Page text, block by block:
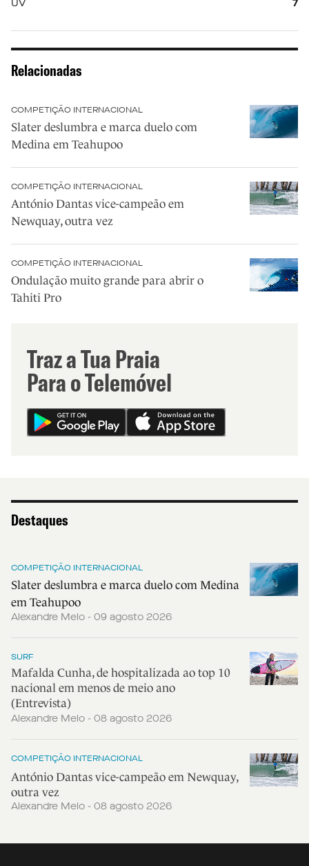
UV 7
Relacionadas
COMPETIÇÃO INTERNACIONAL
Slater deslumbra e marca duelo com
Medina em Teahupoo
COMPETIÇÃO INTERNACIONAL
António Dantas vice-campeão em
Newquay, outra vez
COMPETIÇÃO INTERNACIONAL
Ondulação muito grande para abrir o
Tahiti Pro
Traz a Tua Praia
Para o Telemóvel
Destaques
COMPETIÇÃO INTERNACIONAL
Slater deslumbra e marca duelo com Medina
em Teahupoo
Alexandre Melo - 09 agosto 2026
SURF
Mafalda Cunha, de hospitalizada ao top 10
nacional em menos de meio ano
(Entrevista)
Alexandre Melo - 08 agosto 2026
COMPETIÇÃO INTERNACIONAL
António Dantas vice-campeão em Newquay,
outra vez
Alexandre Melo - 08 agosto 2026